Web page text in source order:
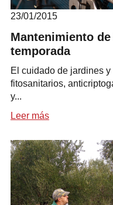
23/01/2015
Mantenimiento
temporada
El cuidado de jardines
fitosanitarios,
y...
Leer más